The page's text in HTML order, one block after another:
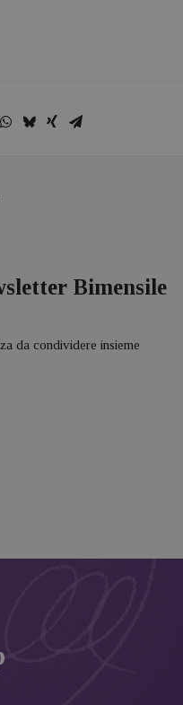
Bimensile
da condividere insieme